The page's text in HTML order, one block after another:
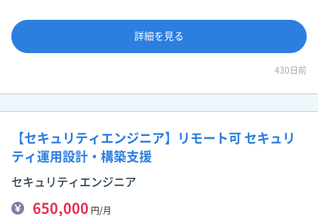
詳細を見る
430日前
【セキュリティエンジニア】リモート可 セキュリ
ティ運用設計・構築支援
セキュリティエンジニア
650,000 円/月